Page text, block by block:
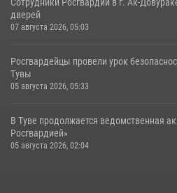
Сотрудники Росгвардии в г. Ак-
дверей
07 августа 2026, 05:03
Росгвардейцы провели урок
Тувы
05 августа 2026, 05:33
В Туве продолжается ведомственная
Росгвардией»
05 августа 2026, 02:04